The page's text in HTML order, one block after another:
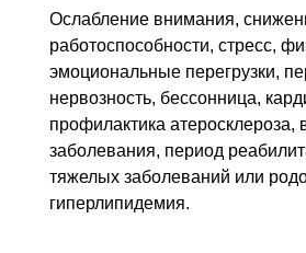
Ослабление внимания,
работоспособности, стресс,
эмоциональные перегрузки,
нервозность, бессонница,
профилактика атеросклероза,
заболевания, период
тяжелых заболеваний или
гиперлипидемия.